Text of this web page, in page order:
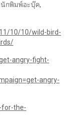
กพิมพ์อะบุ๊ค,
10/10/wild-bird-
angry-fight-
angry-
for-the-